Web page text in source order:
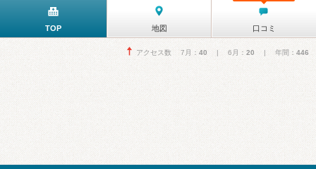
TOP 地図 口コミ
アクセス数 7月： 40 | 6月： 20 | 年間： 446